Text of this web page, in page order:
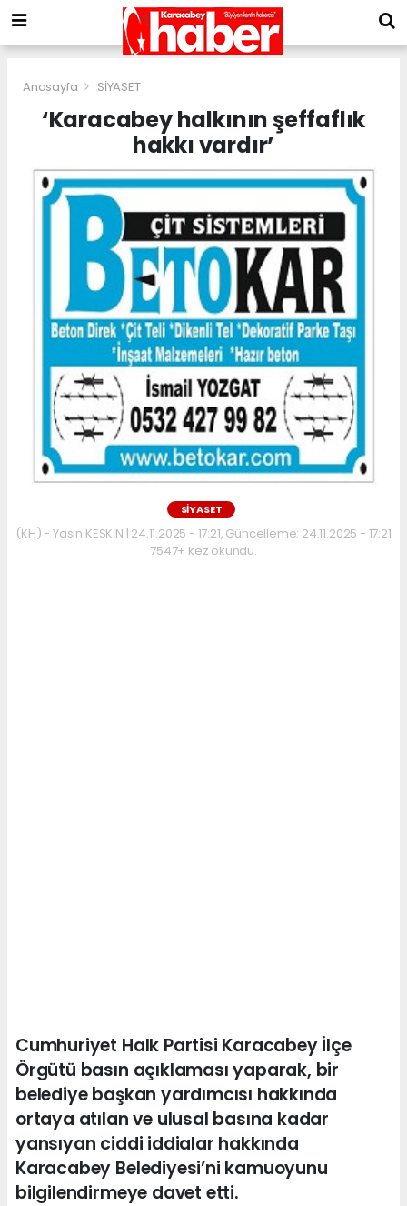
Anasayfa SİYASET
‘Karacabey halkının şeffaflık
hakkı vardır’
SİYASET
(KH) - Yasin KESKİN | 24.11.2025 - 17:21, Güncelleme: 24.11.2025 - 17:21
7547+ kez okundu.
Cumhuriyet Halk Partisi Karacabey İlçe
Örgütü basın açıklaması yaparak, bir
belediye başkan yardımcısı hakkında
ortaya atılan ve ulusal basına kadar
yansıyan ciddi iddialar hakkında
Karacabey Belediyesi’ni kamuoyunu
bilgilendirmeye davet etti.